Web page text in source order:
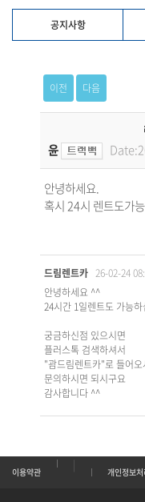
공지사항
이전 다음
윤
안녕하세요.
혹시 24시 렌트도가
드림렌트카 26-02-24
안녕하세요 ^^
24시간 1일렌트도 가능
궁금하신점 있으시면
플러스톡 검색하셔서
"괌드림렌트카"로 들어오
문의하시면 되시구요
감사합니다 ^^
이용약관
|
개인정보